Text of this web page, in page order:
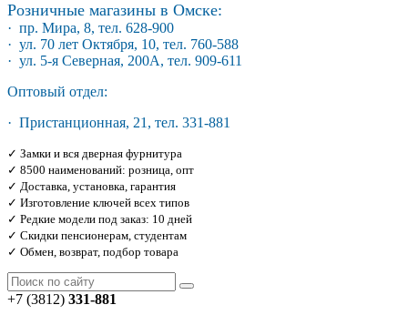
Розничные магазины в Омске:
· пр. Мира, 8, тел. 628-900
· ул. 70 лет Октября, 10, тел. 760-588
· ул. 5-я Северная, 200А, тел. 909-611
Оптовый отдел:
· Пристанционная, 21, тел. 331-881
✓ Замки и вся дверная фурнитура
✓ 8500 наименований: розница, опт
✓ Доставка, установка, гарантия
✓ Изготовление ключей всех типов
✓ Редкие модели под заказ: 10 дней
✓ Скидки пенсионерам, студентам
✓ Обмен, возврат, подбор товара
+7 (3812) 331-881